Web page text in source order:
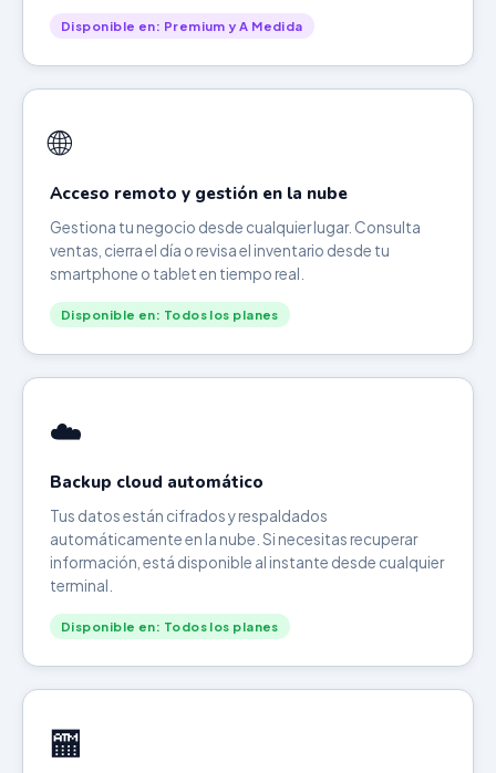
Disponible en: Premium y A Medida
🌐
Acceso remoto y gestión en la nube
Gestiona tu negocio desde cualquier lugar. Consulta
ventas, cierra el día o revisa el inventario desde tu
smartphone o tablet en tiempo real.
Disponible en: Todos los planes
☁️
Backup cloud automático
Tus datos están cifrados y respaldados
automáticamente en la nube. Si necesitas recuperar
información, está disponible al instante desde cualquier
terminal.
Disponible en: Todos los planes
🏧